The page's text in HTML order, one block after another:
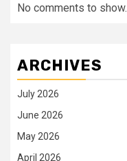
No comments to show.
ARCHIVES
July 2026
June 2026
May 2026
April 2026